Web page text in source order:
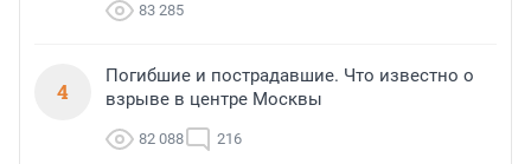
83 285
4
Погибшие и пострадавшие. Что известно о
взрыве в центре Москвы
82 088 216